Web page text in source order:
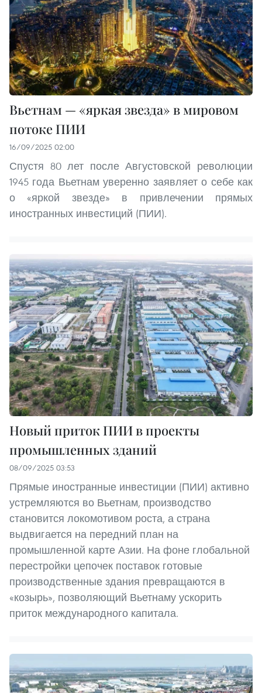
Вьетнам — «яркая звезда» в мировом
потоке ПИИ
16/09/2025 02:00
Спустя 80 лет после Августовской революции
1945 года Вьетнам уверенно заявляет о себе как
о «яркой звезде» в привлечении прямых
иностранных инвестиций (ПИИ).
Новый приток ПИИ в проекты
промышленных зданий
08/09/2025 03:53
Прямые иностранные инвестиции (ПИИ) активно
устремляются во Вьетнам, производство
становится локомотивом роста, а страна
выдвигается на передний план на
промышленной карте Азии. На фоне глобальной
перестройки цепочек поставок готовые
производственные здания превращаются в
«козырь», позволяющий Вьетнаму ускорить
приток международного капитала.